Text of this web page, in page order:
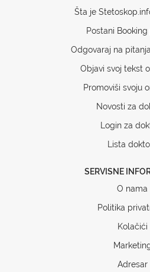
Šta je
Postani
Odgovaraj na
Objavi svoj tekst
Promoviši svoju
Novosti za
Login za
Lista
SERVISNE
O nama
Politika
Kolačići
Adresar